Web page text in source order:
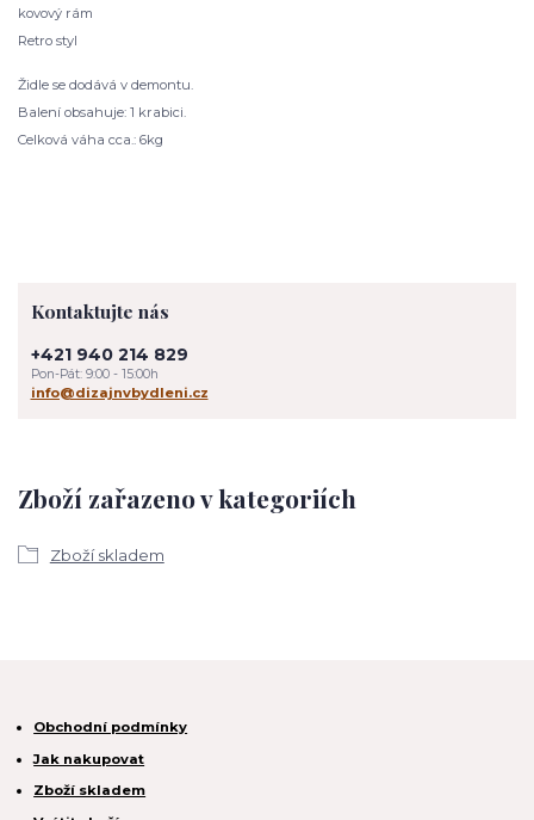
kovový rám
Retro styl
Židle se dodává v demontu.
Balení obsahuje: 1 krabici.
Celková váha cca.: 6kg
Zboží zařazeno v kategoriích
Zboží skladem
Kontaktujte nás
+421 940 214 829
Pon-Pát: 9:00 - 15:00h
info@dizajnvbydleni.cz
Obchodní podmínky
Jak nakupovat
Zboží skladem